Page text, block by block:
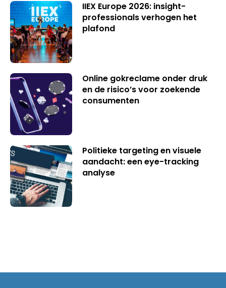
IIEX Europe 2026: insight-
professionals verhogen het
plafond
Online gokreclame onder druk
en de risico’s voor zoekende
consumenten
Politieke targeting en visuele
aandacht: een eye-tracking
analyse